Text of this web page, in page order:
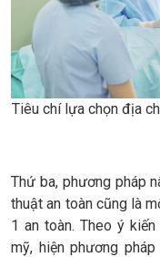
Tiêu chí lựa chọn địa
Thứ ba, phương pháp
thuật an toàn cũng là
1 an toàn. Theo ý
mỹ, hiện phương